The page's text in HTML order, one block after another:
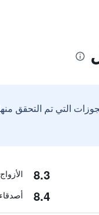
التي تم التحقق
8.3 الأزواج
8.4 أصدقاء